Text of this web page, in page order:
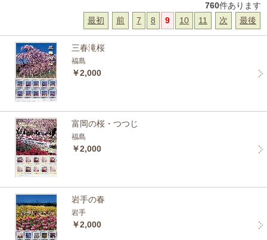
760件あります
最初
前 7 8 9 10 11 次 最後
三春滝桜
福島
￥2,000
富岡の桜・つつじ
福島
￥2,000
岩手の春
岩手
￥2,000